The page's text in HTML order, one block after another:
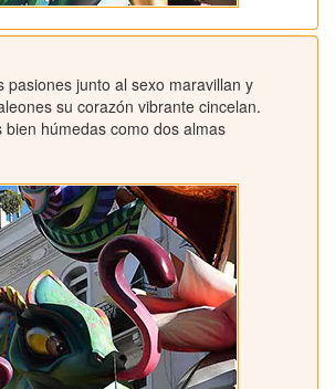
pasiones junto al sexo maravillan y
su corazón vibrante cincelan.
bien húmedas como dos almas